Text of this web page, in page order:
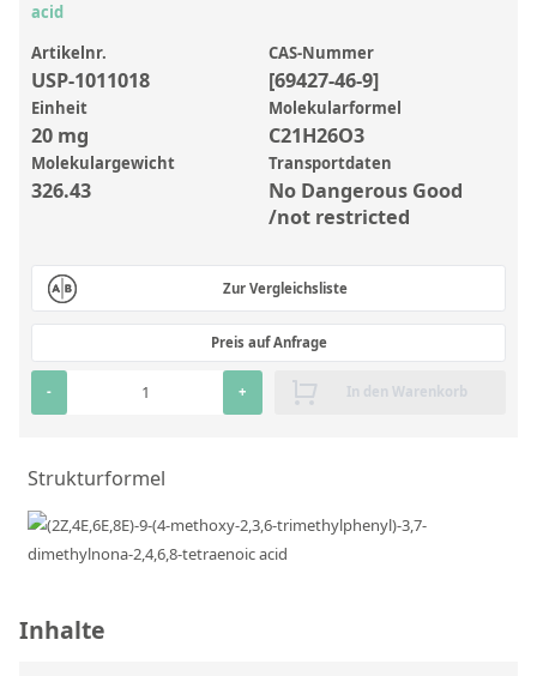
Organische Analyten | Rückstandsanalytik
Elementstandards in Öl
Metallstandards | Setting Up Samples (SUS)
Kundenspezifische Polymerstandards
Pharmazeutische und organische Kundensynthesen
Kundenspezifische Partikelstandards
Presse und Aktuelles
Vertretungen im Ausland
DIN EN ISO 9001:2015 Zertifizierung
acid
Artikelnr.
USP-1011018
CAS-Nummer
[69427-46-9]
Einheit
20 mg
Molekularformel
C21H26O3
Molekulargewicht
326.43
Transportdaten
No Dangerous Good
/not restricted
Zur Vergleichsliste
Preis auf Anfrage
- + In den Warenkorb
Strukturformel
Inhalte